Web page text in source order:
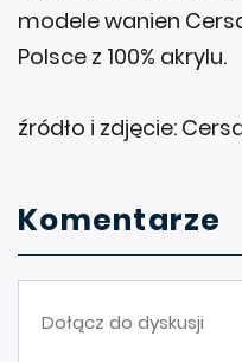
modele wanien
Polsce z 100% akrylu.
źródło i zdjęcie:
Komentarze